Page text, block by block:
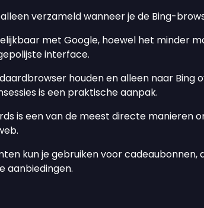
verzameld wanneer je de Bing-
met Google, hoewel het minder
interface.
houden en alleen naar Bing
is een praktische aanpak.
is een van de meest directe manieren
kun je gebruiken voor cadeaubonnen,
aanbiedingen.